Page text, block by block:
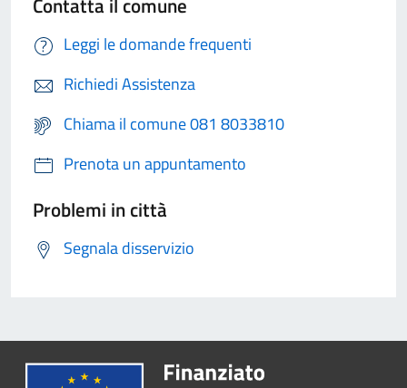
Leggi le domande frequenti
Richiedi Assistenza
Chiama il comune 081 8033810
Prenota un appuntamento
Problemi in città
Segnala disservizio